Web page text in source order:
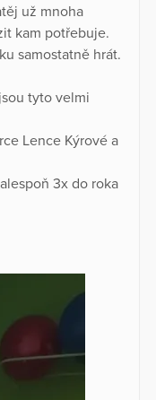
už mnoha
kam potřebuje.
samostatně hrát.
tyto velmi
Lence Kýrové a
3x do roka